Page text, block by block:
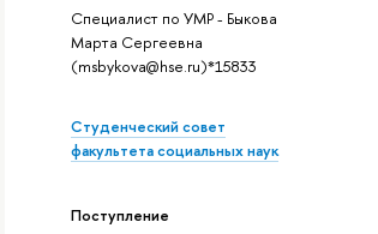
Специалист по УМР - Быкова
Марта Сергеевна
(msbykova@hse.ru)*15833
Студенческий совет
факультета социальных наук
Поступление